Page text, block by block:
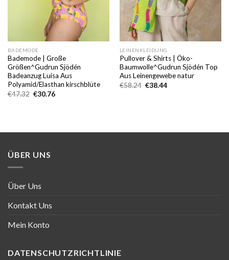
BADEMODE
Bademode | Große
Größen^Gudrun Sjödén
Badeanzug Luisa Aus
Polyamid/Elasthan kirschblüte
€47.32 Ursprünglicher
€30.76Aktueller
LEINENKLEIDUNG
Pullover & Shirts | Öko-
Baumwolle^Gudrun Sjödén Top
Aus Leinengewebe natur
€58.24 Ursprünglicher
€38.44Aktueller
ÜBER UNS
Über Uns
Kontakt Uns
Mein Konto
DATENSCHUTZRICHTLINIE